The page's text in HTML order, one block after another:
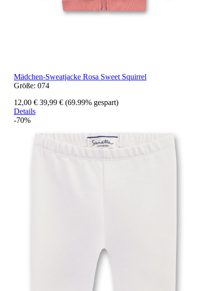
Mädchen-Sweatjacke Rosa Sweet Squirrel
Größe: 074
12,00 € 39,99 € (69.99% gespart)
Details
-70%